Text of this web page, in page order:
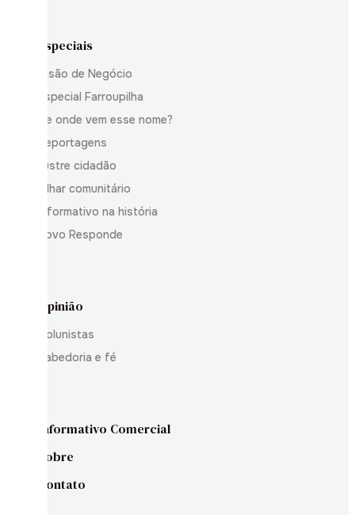
Especiais
Visão de Negócio
Especial Farroupilha
De onde vem esse nome?
Reportagens
Ilustre cidadão
Olhar comunitário
Informativo na história
Povo Responde
Opinião
Colunistas
Sabedoria e fé
Informativo Comercial
Sobre
Contato